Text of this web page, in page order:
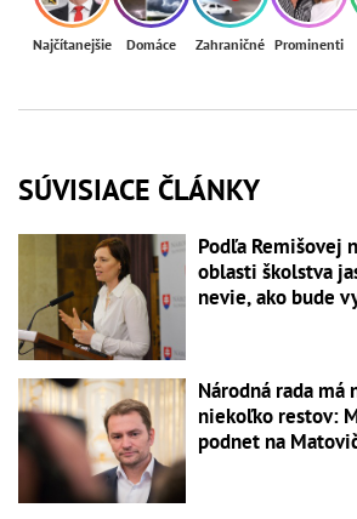
Najčítanejšie Domáce Zahraničné Prominenti
SÚVISIACE ČLÁNKY
Podľa Remišovej
oblasti školstva
nevie, ako bude
Národná rada má
niekoľko restov:
podnet na